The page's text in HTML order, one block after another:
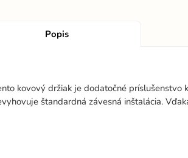
Popis
kovový držiak je dodatočné príslušenstvo k
štandardná závesná inštalácia.